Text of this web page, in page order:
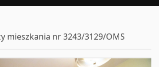
mieszkania nr 3243/3129/OMS